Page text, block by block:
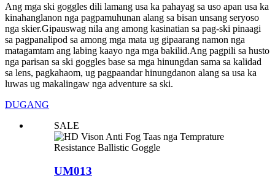
Ang mga ski goggles dili lamang usa ka pahayag sa uso apan usa ka
kinahanglanon nga pagpamuhunan alang sa bisan unsang seryoso
nga skier.Gipauswag nila ang among kasinatian sa pag-ski pinaagi
sa pagpanalipod sa among mga mata ug gipaarang namon nga
matagamtam ang labing kaayo nga mga bakilid.Ang pagpili sa husto
nga parisan sa ski goggles base sa mga hinungdan sama sa kalidad
sa lens, pagkahaom, ug pagpaandar hinungdanon alang sa usa ka
luwas ug makalingaw nga adventure sa ski.
DUGANG
SALE
UM013